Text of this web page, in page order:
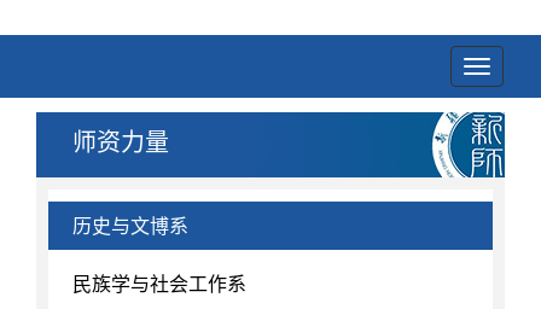
Toggle
师资力量
历史与文博系
民族学与社会工作系